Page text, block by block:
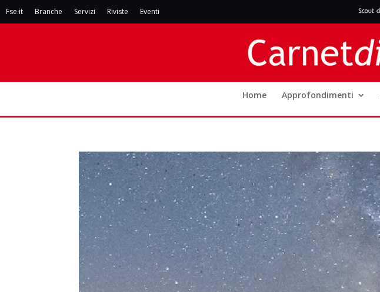
Fse.it Branche Servizi Riviste Eventi
Home Approfondimenti